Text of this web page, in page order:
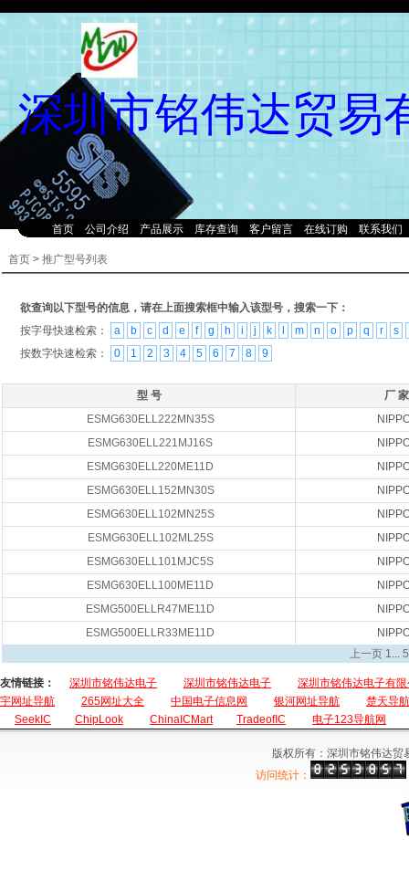
首页 公司介绍 产品展示 库存查询 客户留言 在线订购 联系我们
深圳市铭伟达贸易
首页 > 推广型号列表
欲查询以下型号的信息，请在上面搜索框中输入该型号，搜索一下：
按字母快速检索：
a b c d e f g h i j k m n o p q r
s
按数字快速检索：
0 1 2 3 4 5 6 7 8 9
型 号
厂 家
ESMG630ELL222MN35S
ESMG630ELL221MJ16S
ESMG630ELL220ME11D
ESMG630ELL152MN30S
ESMG630ELL102MN25S
ESMG630ELL102ML25S
ESMG630ELL101MJC5S
ESMG630ELL100ME11D
ESMG500ELLR47ME11D
ESMG500ELLR33ME11D
上一页 1... 5
友情链接： 深圳市铭伟达电子 深圳市铭伟达电子
深圳市铭伟达电子有
宇网址导航
265网址大全 中国电子信息网 银河网址导航
楚天导航
SeekIC
ChipLook ChinaICMart TradeofIC 电子123导航网
版权所有：深圳市铭伟达
访问统计：